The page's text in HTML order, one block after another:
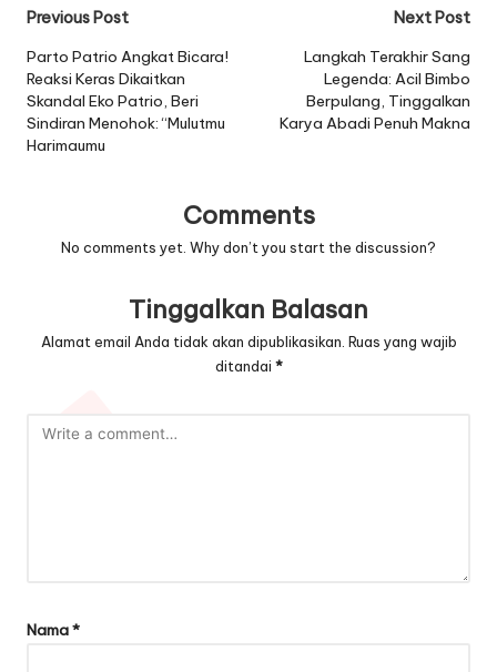
Post
navigation
Previous Post
Parto Patrio Angkat Bicara!
Reaksi Keras Dikaitkan
Skandal Eko Patrio, Beri
Sindiran Menohok: “Mulutmu
Harimaumu
Next Post
Langkah Terakhir Sang
Legenda: Acil Bimbo
Berpulang, Tinggalkan
Karya Abadi Penuh Makna
Comments
No comments yet. Why don’t you start the discussion?
Tinggalkan Balasan
Alamat email Anda tidak akan dipublikasikan. Ruas yang wajib
ditandai *
Nama*